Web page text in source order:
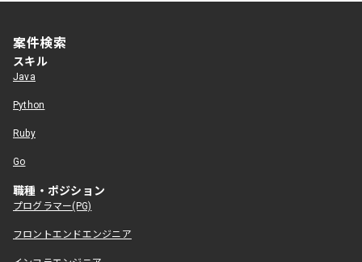
案件検索
スキル
Java
Python
Ruby
Go
職種・ポジション
プログラマー(PG)
フロントエンドエンジニア